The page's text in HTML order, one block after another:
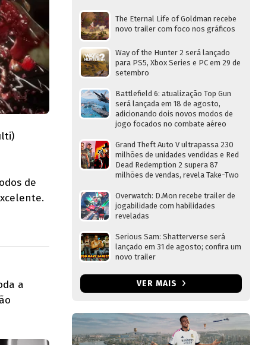
de
a
The Eternal Life of Goldman recebe
novo trailer com foco nos gráficos
Way of the Hunter 2 será lançado
para PS5, Xbox Series e PC em 29 de
setembro
Battlefield 6: atualização Top Gun
será lançada em 18 de agosto,
adicionando dois novos modos de
jogo focados no combate aéreo
Grand Theft Auto V ultrapassa 230
milhões de unidades vendidas e Red
Dead Redemption 2 supera 87
milhões de vendas, revela Take-Two
Overwatch: D.Mon recebe trailer de
jogabilidade com habilidades
reveladas
Serious Sam: Shatterverse será
lançado em 31 de agosto; confira um
novo trailer
VER MAIS